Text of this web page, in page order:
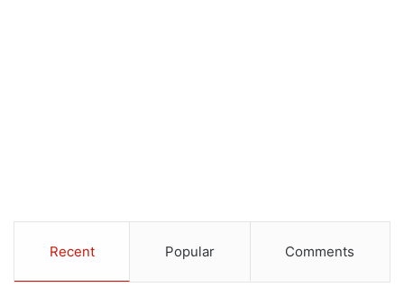
Recent Popular Comments